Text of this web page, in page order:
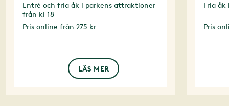
Entré och fria åk i parkens attraktioner
från kl 18
Pris online från 275 kr
LÄS MER
Fria
Pris